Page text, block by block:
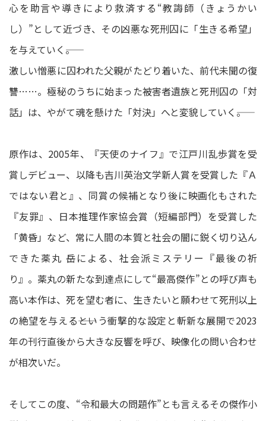
心を助言や導きにより救済する“教誨師（きょうかい
し）”として近づき、その凶悪な死刑囚に「生きる希望」
を与えていく――。
激しい憎悪に囚われた父親がたどり着いた、前代未聞の復
讐……。極秘のうちに始まった被害者遺族と死刑囚の「対
話」は、やがて魂を懸けた「対決」へと変貌していく――。
原作は、2005年、『天使のナイフ』で江戸川乱歩賞を受
賞しデビュー、以降も吉川英治文学新人賞を受賞した『Ａ
ではない君と』、同賞の候補となり後に映画化もされた
『友罪』、日本推理作家協会賞（短編部門）を受賞した
「黄昏」など、常に人間の本質と社会の闇に鋭く切り込ん
できた薬丸 岳による、社会派ミステリー『最後の祈
り』。薬丸の新たな到達点にして“最高傑作”との呼び声も
高い本作は、死を望む者に、生きたいと願わせて死刑以上
の絶望を与える――という衝撃的な設定と斬新な展開で2023
年の刊行直後から大きな反響を呼び、映像化の問い合わせ
が相次いだ。
そしてこの度、“令和最大の問題作”とも言えるその傑作小